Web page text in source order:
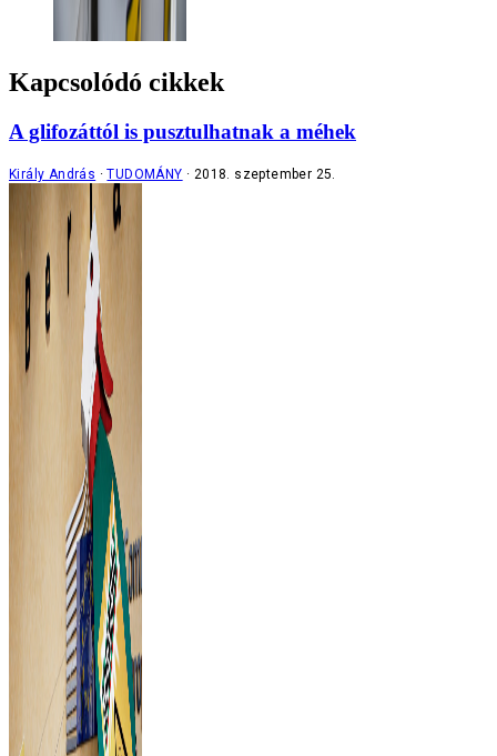
Kapcsolódó cikkek
A glifozáttól is pusztulhatnak a méhek
Király András TUDOMÁNY 2018. szeptember 25.